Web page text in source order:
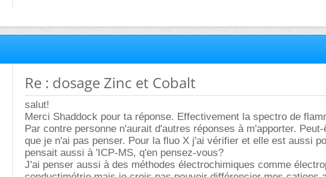
Re : dosage Zinc et Cobalt
salut!
Merci Shaddock pour ta réponse. Effectivement la spectro de
Par contre personne n'aurait d'autres réponses à m'apporter.
que je n'ai pas penser. Pour la fluo X j'ai vérifier et elle est aussi
pensait aussi à 'ICP-MS, q'en pensez-vous?
J'ai penser aussi à des méthodes électrochimiques comme